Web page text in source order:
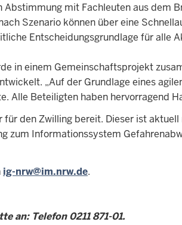
mit Fachleuten aus dem
Szenario können über eine
Entscheidungsgrundlage für alle
in einem Gemeinschaftsprojekt
„Auf der Grundlage eines
Alle Beteiligten haben hervorragend
den Zwilling bereit. Dieser ist
zum Informationssystem
ig-nrw@im.nrw.de.
an: Telefon 0211 871-01.